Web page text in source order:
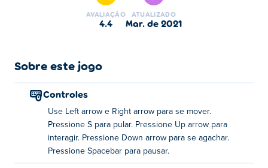
jornada perigosa para encontrar sua irmã sequestrada.
Corra por densas florestas, cavernas subaquáticas e
para encontrar segredos, níveis ocultos, conquistas,
impressionante arte desenhada à mão, as animações
satisfatórias e o bom senso de humor em Fancy Pants
Adventures. Vá em frente, vista suas calças elegantes e
mãos à obra!
AVALIAÇÃO
4.4
ATUALIZADO
mar. de 2021
Sobre este jogo
Controles
Use Left arrow e Right arrow para se mover.
Pressione S para pular. Pressione Up arrow para
interagir. Pressione Down arrow para se agachar.
Pressione Spacebar para pausar.